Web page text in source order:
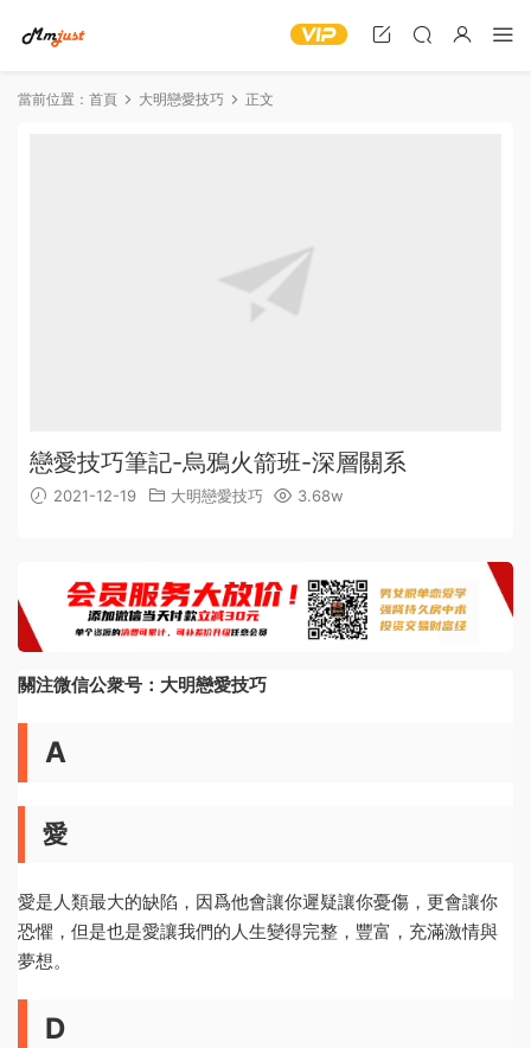
當前位置： 首頁 大明戀愛技巧 正文
戀愛技巧筆記-烏鴉火箭班-深層關系
2021-12-19 大明戀愛技巧 3.68w
關注微信公衆号：大明戀愛技巧
A
愛
愛是人類最大的缺陷，因爲他會讓你遲疑讓你憂傷，更會讓你
恐懼，但是也是愛讓我們的人生變得完整，豐富，充滿激情與
夢想。
D